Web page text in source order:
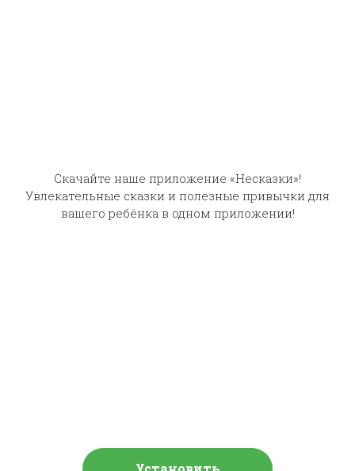
Песнь маленького
охотника
Садовник и господа
Скачайте наше приложение «Несказки»!
Увлекательные сказки и полезные привычки для
вашего ребёнка в одном приложении!